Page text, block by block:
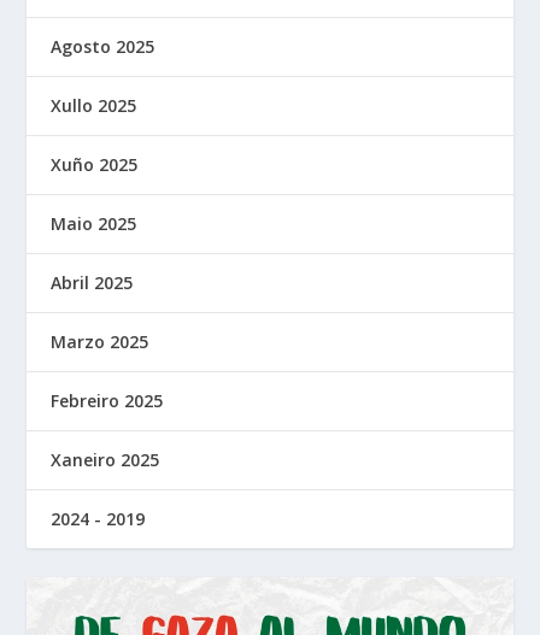
Agosto 2025
Xullo 2025
Xuño 2025
Maio 2025
Abril 2025
Marzo 2025
Febreiro 2025
Xaneiro 2025
2024 - 2019